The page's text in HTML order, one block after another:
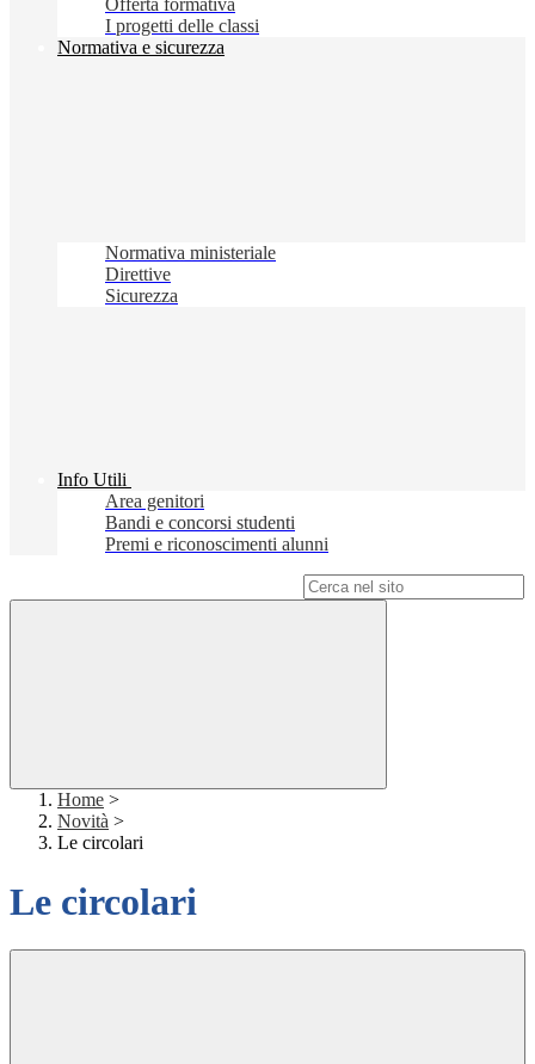
Offerta formativa
I progetti delle classi
Normativa e sicurezza
Normativa ministeriale
Direttive
Sicurezza
Info Utili
Area genitori
Bandi e concorsi studenti
Premi e riconoscimenti alunni
Home >
Novità >
Le circolari
Le circolari